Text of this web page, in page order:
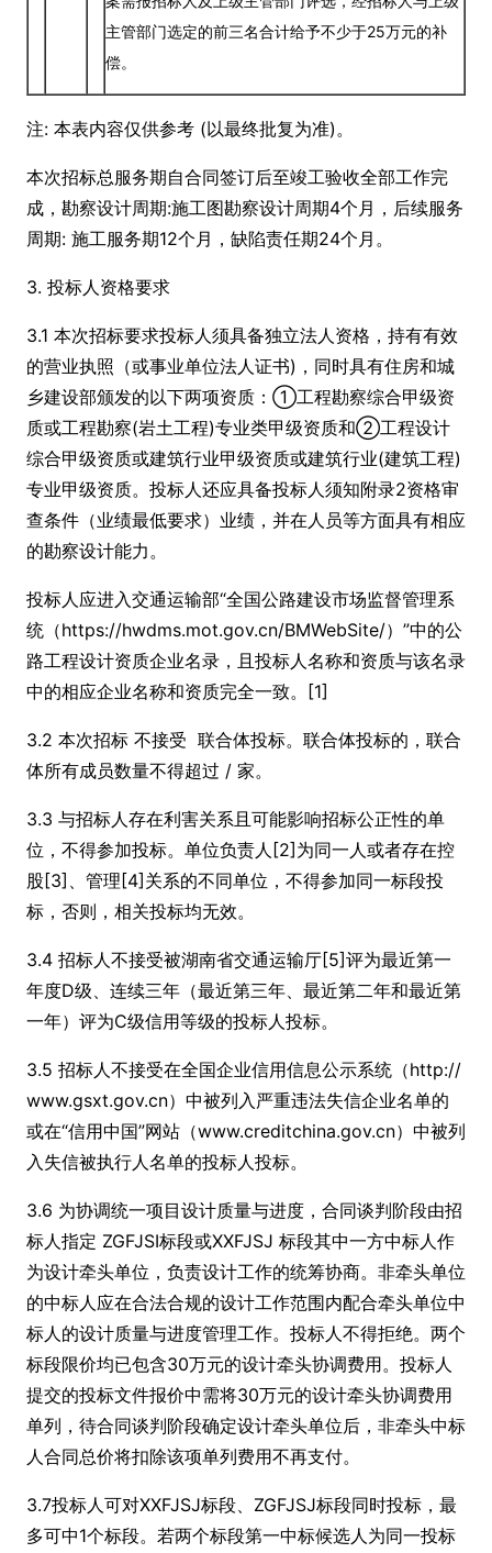
主管部门选定的前三名合计给予不少于25万元的补
偿。
注: 本表内容仅供参考 (以最终批复为准)。
本次招标总服务期自合同签订后至竣工验收全部工作完
成，勘察设计周期:施工图勘察设计周期4个月，后续服务
周期: 施工服务期12个月，缺陷责任期24个月。
3. 投标人资格要求
3.1 本次招标要求投标人须具备独立法人资格，持有有效
的营业执照（或事业单位法人证书)，同时具有住房和城
乡建设部颁发的以下两项资质：①工程勘察综合甲级资
质或工程勘察(岩土工程)专业类甲级资质和②工程设计
综合甲级资质或建筑行业甲级资质或建筑行业(建筑工程)
专业甲级资质。投标人还应具备投标人须知附录2资格审
查条件（业绩最低要求）业绩，并在人员等方面具有相应
的勘察设计能力。
投标人应进入交通运输部“全国公路建设市场监督管理系
统（https://hwdms.mot.gov.cn/BMWebSite/）”中的公
路工程设计资质企业名录，且投标人名称和资质与该名录
中的相应企业名称和资质完全一致。[1]
3.2 本次招标 不接受 联合体投标。联合体投标的，联合
体所有成员数量不得超过 / 家。
3.3 与招标人存在利害关系且可能影响招标公正性的单
位，不得参加投标。单位负责人[2]为同一人或者存在控
股[3]、管理[4]关系的不同单位，不得参加同一标段投
标，否则，相关投标均无效。
3.4 招标人不接受被湖南省交通运输厅[5]评为最近第一
年度D级、连续三年（最近第三年、最近第二年和最近第
一年）评为C级信用等级的投标人投标。
3.5 招标人不接受在全国企业信用信息公示系统（http://
www.gsxt.gov.cn）中被列入严重违法失信企业名单的
或在“信用中国”网站（www.creditchina.gov.cn）中被列
入失信被执行人名单的投标人投标。
3.6 为协调统一项目设计质量与进度，合同谈判阶段由招
标人指定 ZGFJSI标段或XXFJSJ 标段其中一方中标人作
为设计牵头单位，负责设计工作的统筹协商。非牵头单位
的中标人应在合法合规的设计工作范围内配合牵头单位中
标人的设计质量与进度管理工作。投标人不得拒绝。两个
标段限价均已包含30万元的设计牵头协调费用。投标人
提交的投标文件报价中需将30万元的设计牵头协调费用
单列，待合同谈判阶段确定设计牵头单位后，非牵头中标
人合同总价将扣除该项单列费用不再支付。
3.7投标人可对XXFJSJ标段、ZGFJSJ标段同时投标，最
多可中1个标段。若两个标段第一中标候选人为同一投标